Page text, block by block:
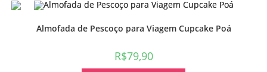
Almofada de Pescoço para Viagem Cupcake Poá
R$79,90